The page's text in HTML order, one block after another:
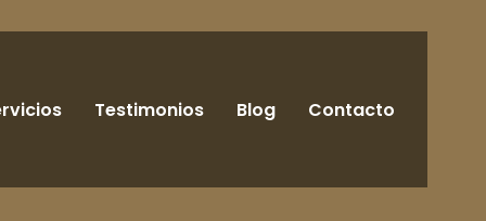
Testimonios Blog Contacto